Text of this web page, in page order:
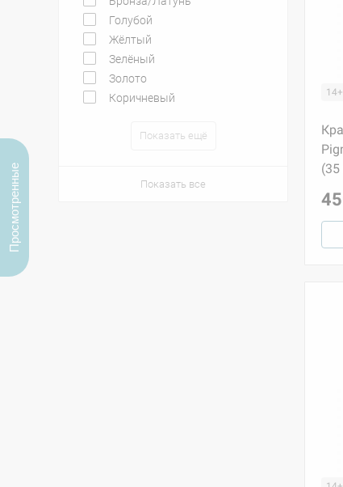
Голубой
Жёлтый
Зелёный
Золото
Коричневый
Показать ещё
Показать все
14+
Просмотренные